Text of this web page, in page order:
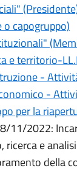
o capogruppo)
e territorio-
-
-
per la
11/2022:
ricerca e
della